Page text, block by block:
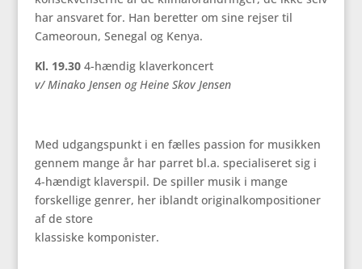
har ansvaret for. Han beretter om sine rejser til
Cameoroun, Senegal og Kenya.
Kl. 19.304-hændig klaverkoncert
v/ Minako Jensen og Heine Skov Jensen
Med udgangspunkt i en fælles passion for musikken
gennem mange år har parret bl.a. specialiseret sig i
4-hændigt klaverspil. De spiller musik i mange
forskellige genrer, her iblandt originalkompositioner
af de store
klassiske komponister.